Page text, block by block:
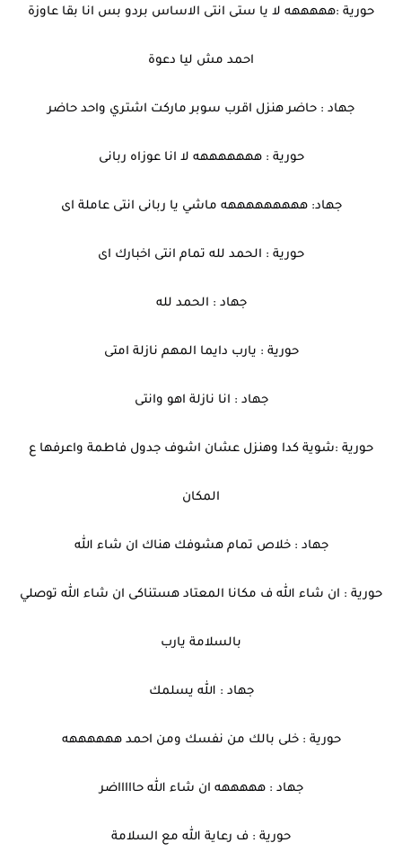
حورية :هههههه لا يا ستى انتى الاساس بردو بس انا بقا عاوزة
احمد مش ليا دعوة
جهاد : حاضر هنزل اقرب سوبر ماركت اشتري واحد حاضر
حورية : هههههههه لا انا عوزاه ربانى
جهاد: هههههههههه ماشي يا ربانى انتى عاملة اى
حورية : الحمد لله تمام انتى اخبارك اى
جهاد : الحمد لله
حورية : يارب دايما المهم نازلة امتى
جهاد : انا نازلة اهو وانتى
حورية :شوية كدا وهنزل عشان اشوف جدول فاطمة واعرفها ع
المكان
جهاد : خلاص تمام هشوفك هناك ان شاء الله
حورية : ان شاء الله ف مكانا المعتاد هستناكى ان شاء الله توصلي
بالسلامة يارب
جهاد : الله يسلمك
حورية : خلى بالك من نفسك ومن احمد ههههههه
جهاد : هههههه ان شاء الله حاااااضر
حورية : ف رعاية الله مع السلامة